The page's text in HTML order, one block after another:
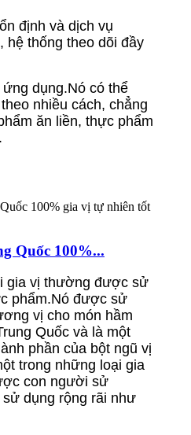
định và dịch vụ
hệ thống theo dõi đầy
dụng.Nó có thể
nhiều cách, chẳng
ăn liền, thực phẩm
Quốc 100%...
gia vị thường được sử
phẩm.Nó được sử
vị cho món hầm
Quốc và là một
phần của bột ngũ vị
trong những loại gia
con người sử
dụng rộng rãi như